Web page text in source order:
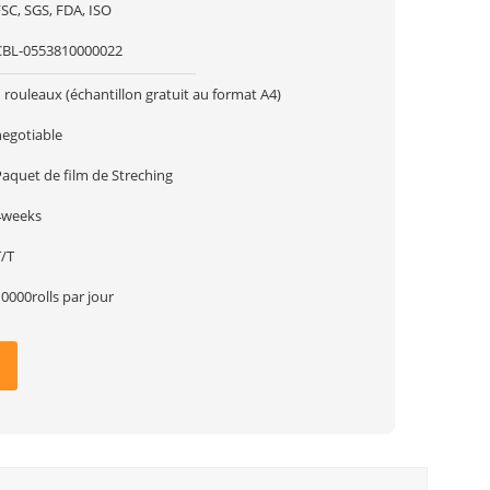
SGS, FDA, ISO
0553810000022
rouleaux (échantillon gratuit au format A4)
de film de Streching
T
par jour